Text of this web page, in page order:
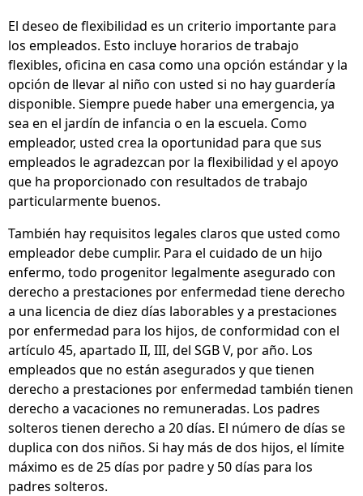
El deseo de flexibilidad es un criterio importante para
los empleados. Esto incluye horarios de trabajo
flexibles, oficina en casa como una opción estándar y la
opción de llevar al niño con usted si no hay guardería
disponible. Siempre puede haber una emergencia, ya
sea en el jardín de infancia o en la escuela. Como
empleador, usted crea la oportunidad para que sus
empleados le agradezcan por la flexibilidad y el apoyo
que ha proporcionado con resultados de trabajo
particularmente buenos.
También hay requisitos legales claros que usted como
empleador debe cumplir. Para el cuidado de un hijo
enfermo, todo progenitor legalmente asegurado con
derecho a prestaciones por enfermedad tiene derecho
a una licencia de diez días laborables y a prestaciones
por enfermedad para los hijos, de conformidad con el
artículo 45, apartado II, III, del SGB V, por año. Los
empleados que no están asegurados y que tienen
derecho a prestaciones por enfermedad también tienen
derecho a vacaciones no remuneradas. Los padres
solteros tienen derecho a 20 días. El número de días se
duplica con dos niños. Si hay más de dos hijos, el límite
máximo es de 25 días por padre y 50 días para los
padres solteros.